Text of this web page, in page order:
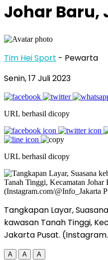
Johar Baru,
Tim Hei Sport - Pewarta
Senin, 17 Juli 2023
URL berhasil dicopy
URL berhasil dicopy
Tangkapan Layar,
kawasan Tanah Tinggi,
Jakarta Pusat.
A A A